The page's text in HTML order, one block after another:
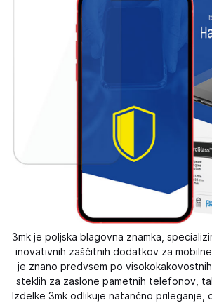
3mk je poljska blagovna znamka,
inovativnih zaščitnih dodatkov za
je znano predvsem po
steklih za zaslone pametnih telefonov,
Izdelke 3mk odlikuje natančno prileganje,